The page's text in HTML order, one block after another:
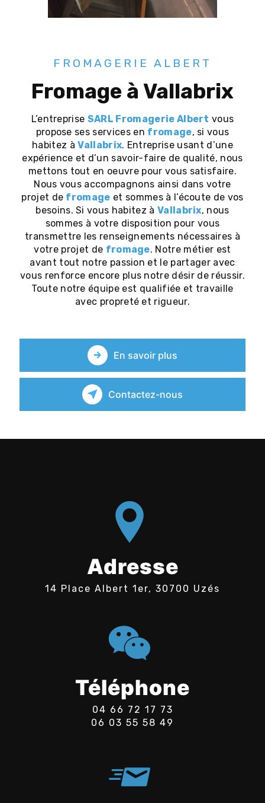
FROMAGERIE ALBERT
fromage à Vallabrix
L’entreprise SARL Fromagerie Albert vous
propose ses services en fromage, si vous
habitez àVallabrix. Entreprise usant d’une
expérience et d’un savoir-faire de qualité, nous
mettons tout en oeuvre pour vous satisfaire.
Nous vous accompagnons ainsi dans votre
projet de fromage et sommes à l’écoute de vos
besoins. Si vous habitez à Vallabrix, nous
sommes à votre disposition pour vous
transmettre les renseignements nécessaires à
votre projet de fromage. Notre métier est
avant tout notre passion et le partager avec
vous renforce encore plus notre désir de réussir.
Toute notre équipe est qualifiée et travaille
avec propreté et rigueur.
En savoir plus
Contactez-nous
Adresse
14 Place Albert 1er, 30700 Uzés
Téléphone
04 66 72 17 73
06 03 55 58 49